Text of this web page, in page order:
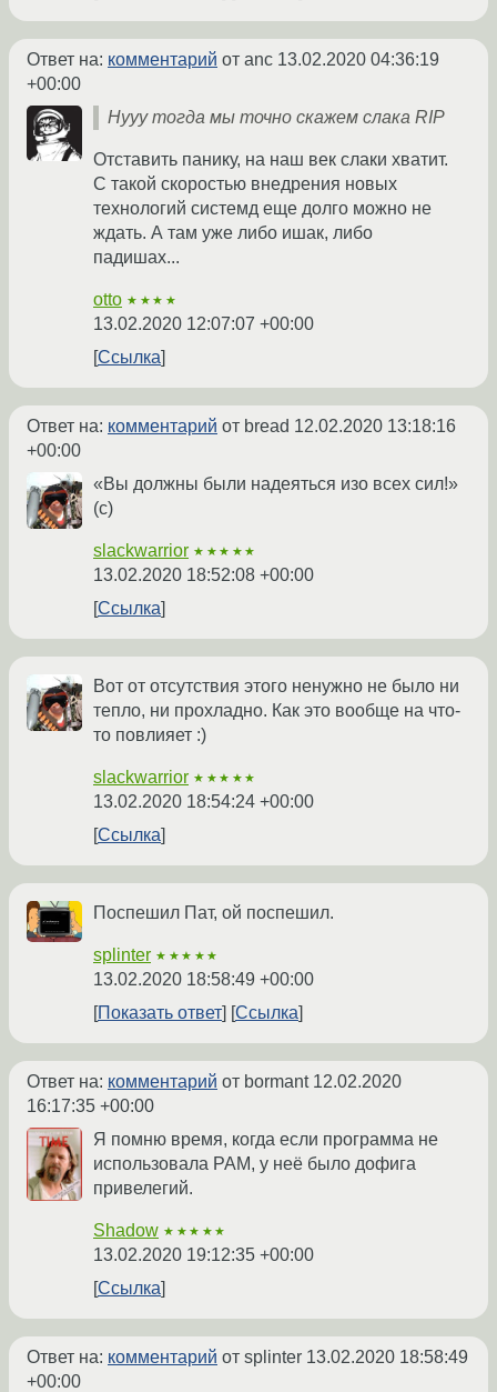
Ответ на: комментарий от anc 13.02.2020 04:36:19
+00:00
Нууу тогда мы точно скажем слака RIP
Отставить панику, на наш век слаки хватит.
С такой скоростью внедрения новых
технологий системд еще долго можно не
ждать. А там уже либо ишак, либо
падишах...
otto ★★★★
13.02.2020 12:07:07 +00:00
Ссылка
Ответ на: комментарий от bread 12.02.2020 13:18:16
+00:00
«Вы должны были надеяться изо всех сил!»
(с)
slackwarrior ★★★★★
13.02.2020 18:52:08 +00:00
Ссылка
Вот от отсутствия этого ненужно не было ни
тепло, ни прохладно. Как это вообще на что-
то повлияет :)
slackwarrior ★★★★★
13.02.2020 18:54:24 +00:00
Ссылка
Поспешил Пат, ой поспешил.
splinter ★★★★★
13.02.2020 18:58:49 +00:00
Показать ответ
Ссылка
Ответ на: комментарий от bormant 12.02.2020
16:17:35 +00:00
Я помню время, когда если программа не
использовала PAM, у неё было дофига
привелегий.
Shadow ★★★★★
13.02.2020 19:12:35 +00:00
Ссылка
Ответ на: комментарий от splinter 13.02.2020 18:58:49
+00:00